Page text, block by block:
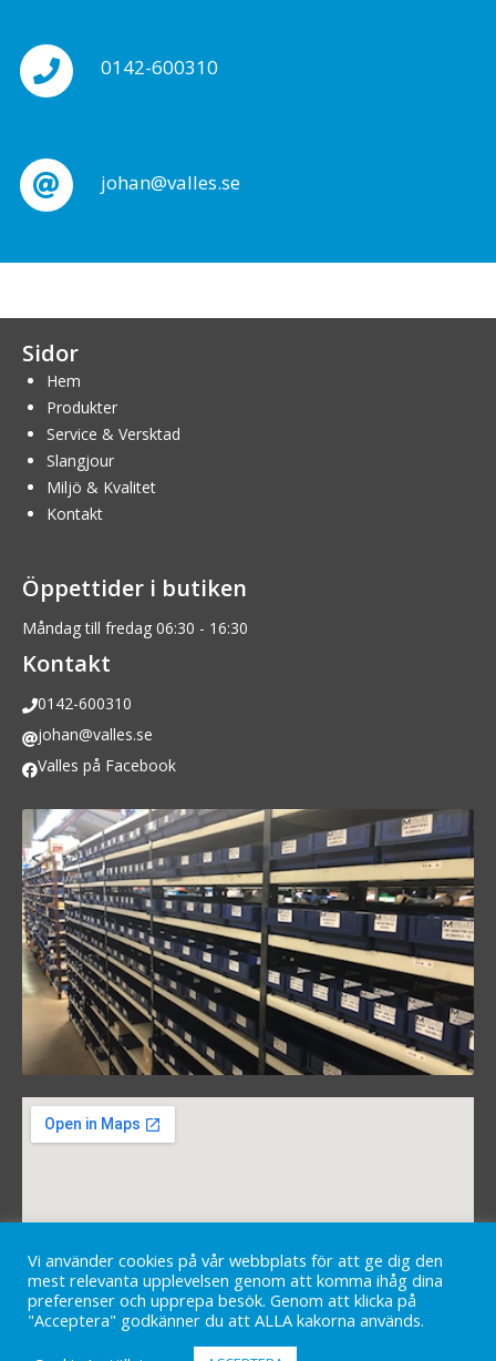
0142-600310
johan@valles.se
Sidor
Hem
Produkter
Service & Versktad
Slangjour
Miljö & Kvalitet
Kontakt
Öppettider i butiken
Måndag till fredag 06:30 - 16:30
Kontakt
0142-600310
johan@valles.se
Valles på Facebook
Vi använder cookies på vår webbplats för att ge dig den
mest relevanta upplevelsen genom att komma ihåg dina
preferenser och upprepa besök. Genom att klicka på
"Acceptera" godkänner du att ALLA kakorna används.